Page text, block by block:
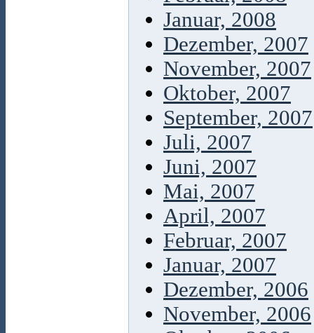
Januar, 2008
Dezember, 2007
November, 2007
Oktober, 2007
September, 2007
Juli, 2007
Juni, 2007
Mai, 2007
April, 2007
Februar, 2007
Januar, 2007
Dezember, 2006
November, 2006